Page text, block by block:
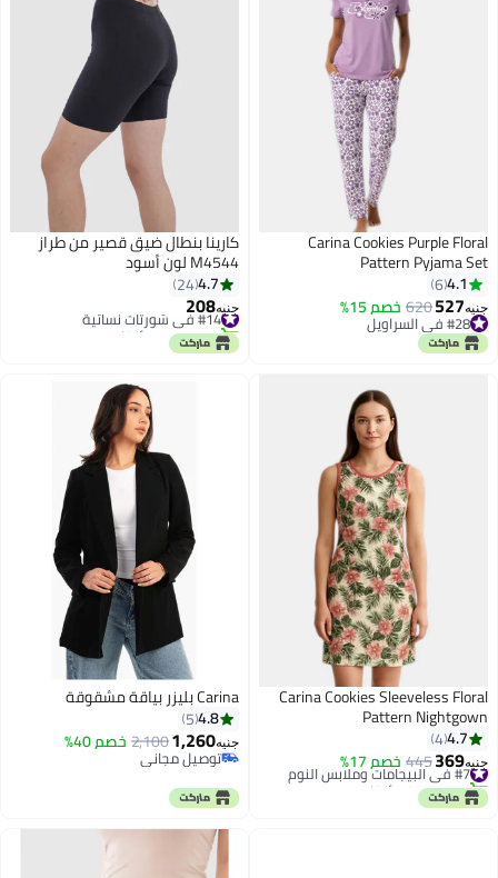
Carina Cookies Purple Floral
Pattern Pyjama Set
4.1
6
جنيه527
620 خصم 15%
#28 في السراويل
#28 في السراويل
3
كارينا بنطال ضيق قصير من طراز
M4544 لون أسود
4.7
24
جنيه208
#14 في شورتات نسائية
تم بيع +10 مؤخرًا
#14 في شورتات نسائية
Carina Cookies Sleeveless Floral
Pattern Nightgown
4.7
4
جنيه369
445 خصم 17% #7 في البيجامات وملابس النوم
تم بيع +20 مؤخرًا
#7 في البيجامات وملابس النوم
Carina بليزر بياقة مشقوقة
4.8
5
جنيه1,260
2,100خصم 40%
توصيل مجاني
توصيل مجاني